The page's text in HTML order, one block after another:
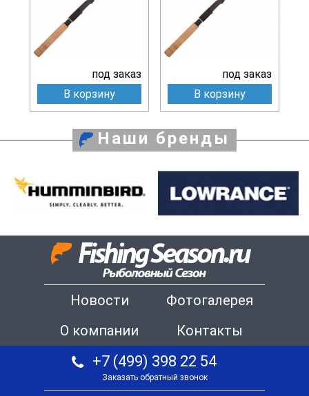
под заказ
В корзину
под заказ
В корзину
Наши бренды
Новости
Фотогалерея
О компании
Контакты
+7 (499) 398 22 54
Заказать обратный звонок